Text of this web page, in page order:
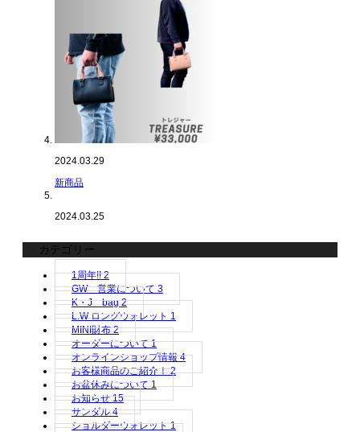
2024.03.29
新商品
2024.03.25
カテゴリー
1周年!!2
GW 営業について 3
K・J bag2
L.W ロングウォレット 1
MINI財布2
オーダーについて1
オンラインショップ情報4
お客様商品のご紹介！2
お盆休みについて1
お知らせ15
サンダル4
ショルダーウォレット1